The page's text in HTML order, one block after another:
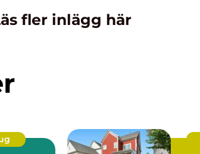
fler inlägg här